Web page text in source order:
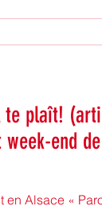
te plaît!
end de
en Alsace «